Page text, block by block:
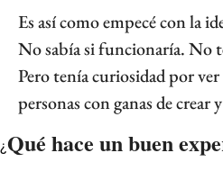
Es así como empecé con la
No sabía si funcionaría. No
Pero tenía curiosidad por
personas con ganas de crear
¿Qué hace un buen